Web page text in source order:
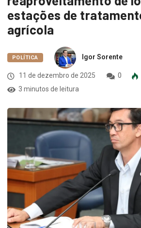
estações de
agrícola
POLÍTICA Igor Sorente
11 de dezembro de 2025 0
3 minutos de leitura